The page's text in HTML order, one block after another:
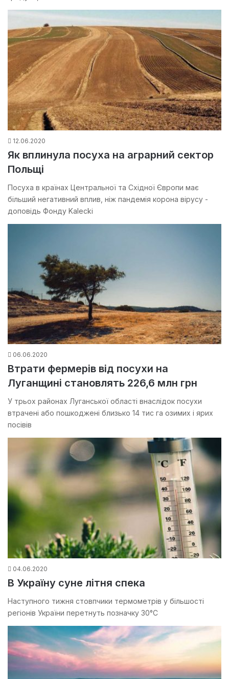
12.06.2020
Як вплинула посуха на аграрний сектор
Польщі
Посуха в країнах Центральної та Східної Європи має
більший негативний вплив, ніж пандемія корона вірусу -
доповідь Фонду Kalecki
06.06.2020
Втрати фермерів від посухи на
Луганщині становлять 226,6 млн грн
У трьох районах Луганської області внаслідок посухи
втрачені або пошкоджені близько 14 тис га озимих і ярих
посівів
04.06.2020
В Україну суне літня спека
Наступного тижня стовпчики термометрів у більшості
регіонів України перетнуть позначку 30°С